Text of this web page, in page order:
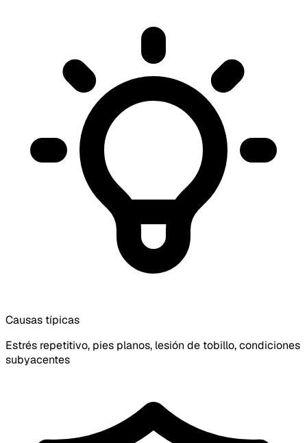
Causas típicas
Estrés repetitivo, pies planos, lesión de tobillo, condiciones
subyacentes